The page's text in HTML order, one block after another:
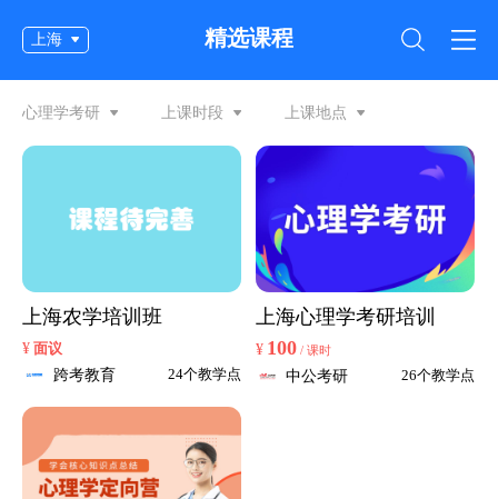
上海 精选课程
心理学考研 上课时段 上课地点
上海农学培训班
¥ 面议
跨考教育 24个教学点
上海心理学考研培训
¥ 100 / 课时
中公考研 26个教学点